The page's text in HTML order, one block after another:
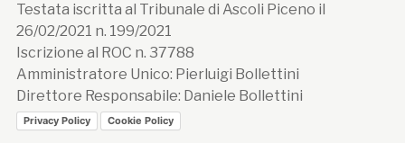
Testata iscritta al Tribunale di Ascoli Piceno il
26/02/2021 n. 199/2021
Iscrizione al ROC n. 37788
Amministratore Unico: Pierluigi Bollettini
Direttore Responsabile: Daniele Bollettini
Privacy Policy Cookie Policy